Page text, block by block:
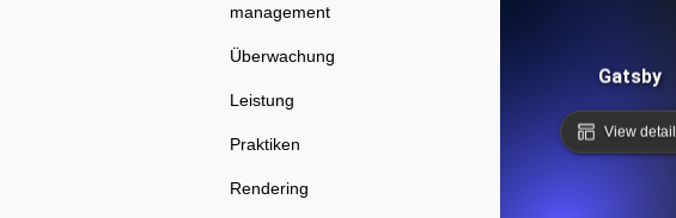
management
Überwachung
Leistung
Praktiken
Rendering
Gatsby
View